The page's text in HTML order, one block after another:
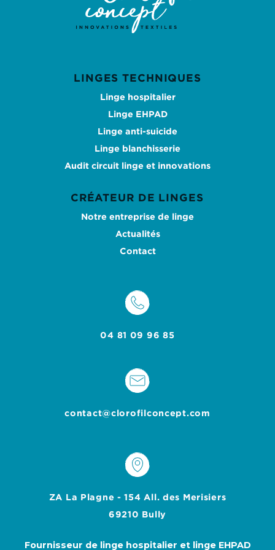
LINGES TECHNIQUES
Linge hospitalier
Linge EHPAD
Linge anti-suicide
Linge blanchisserie
Audit circuit linge et innovations
CRÉATEUR DE LINGES
Notre entreprise de linge
Actualités
Contact
04 81 09 96 85
contact@clorofilconcept.com
ZA La Plagne - 154 All. des Merisiers
69210 Bully
Fournisseur de linge hospitalier et linge EHPAD